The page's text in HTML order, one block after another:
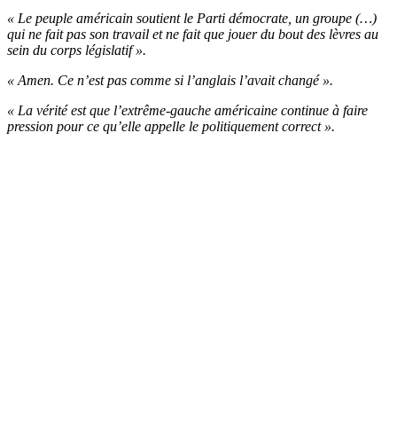
« Le peuple américain soutient le Parti démocrate, un groupe (…)
qui ne fait pas son travail et ne fait que jouer du bout des lèvres au
sein du corps législatif ».
« Amen. Ce n’est pas comme si l’anglais l’avait changé ».
« La vérité est que l’extrême-gauche américaine continue à faire
pression pour ce qu’elle appelle le politiquement correct ».